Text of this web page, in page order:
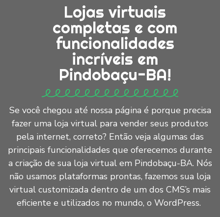
Lojas virtuais
completas e com
funcionalidades
incríveis em
Pindobaçu-BA!
Se você chegou até nossa página é porque precisa
fazer uma loja virtual para vender seus produtos
pela internet, correto? Então veja algumas das
principais funcionalidades que oferecemos durante
a criação de sua loja virtual em Pindobaçu-BA. Nós
não usamos plataformas prontas, fazemos sua loja
virtual customizada dentro de um dos CMS’s mais
eficiente e utilizados no mundo, o WordPress.